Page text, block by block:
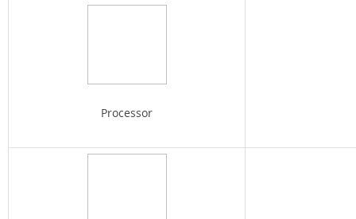
Processor